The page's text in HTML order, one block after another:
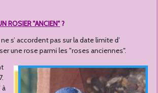
ROSIER "ANCIEN"?
s’ accordent pas sur la date limite d’
une rose parmi les "roses anciennes".
à